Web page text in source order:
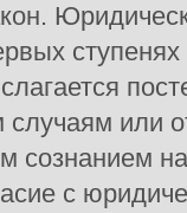
или
сознанием
с